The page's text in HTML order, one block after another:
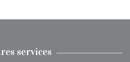
services